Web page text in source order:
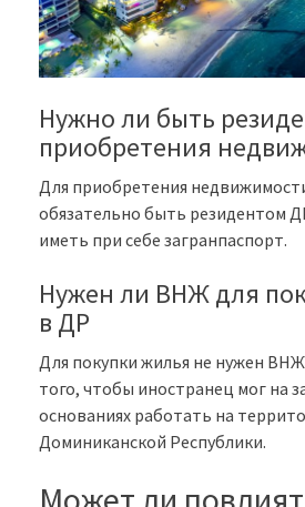
Нужно ли быть
приобретения
Для приобретения
обязательно быть резидентом
иметь при себе загранпаспорт.
Нужен ли ВНЖ для
в ДР
Для покупки жилья не нужен
того, чтобы иностранец мог на
основаниях работать на
Доминиканской Республики.